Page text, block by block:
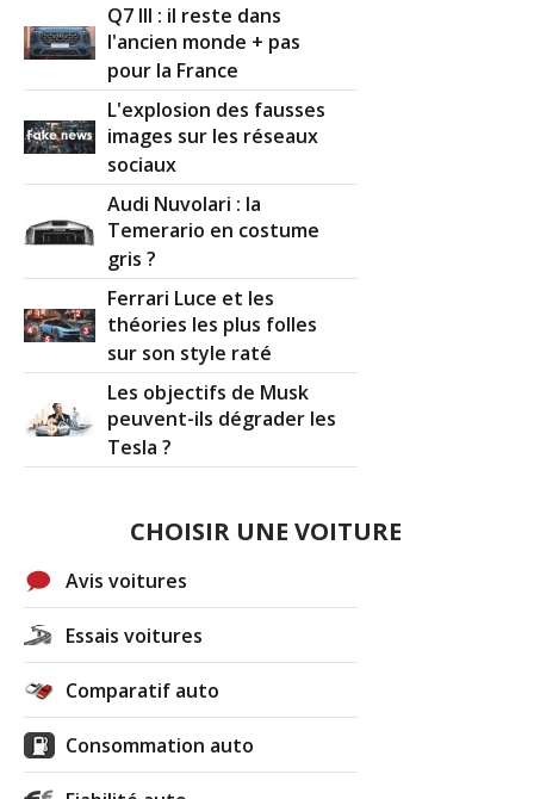
Q7 III : il reste dans
l'ancien monde + pas
pour la France
L'explosion des fausses
images sur les réseaux
sociaux
Audi Nuvolari : la
Temerario en costume
gris ?
Ferrari Luce et les
théories les plus folles
sur son style raté
Les objectifs de Musk
peuvent-ils dégrader les
Tesla ?
CHOISIR UNE VOITURE
Avis voitures
Essais voitures
Comparatif auto
Consommation auto